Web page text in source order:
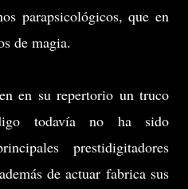
parapsicológicos, que en
de magia.
en su repertorio un truco
todavía no ha sido
prestidigitadores
de actuar fabrica sus